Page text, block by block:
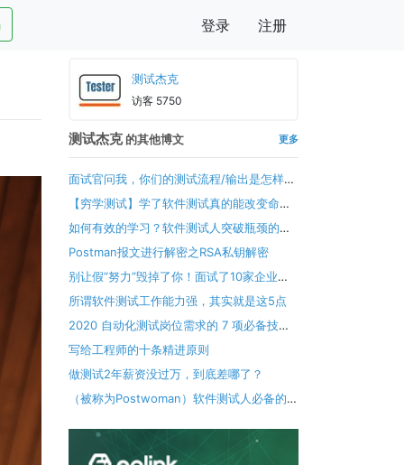
登录 注册
测试杰克
访客 5750
测试杰克的其他博文 更多
面试官问我，你们的测试流程/输出是怎样
的？我？？？
【穷学测试】学了软件测试真的能改变命运
吗？我希望你能……
如何有效的学习？软件测试人突破瓶颈的奥
秘！
Postman报文进行解密之RSA私钥解密
别让假“努力”毁掉了你！面试了10家企业软
件测试岗位，面试题整理
所谓软件测试工作能力强，其实就是这5点
2020 自动化测试岗位需求的 7 项必备技能
(最新版)
写给工程师的十条精进原则
做测试2年薪资没过万，到底差哪了？
（被称为Postwoman）软件测试人必备的接